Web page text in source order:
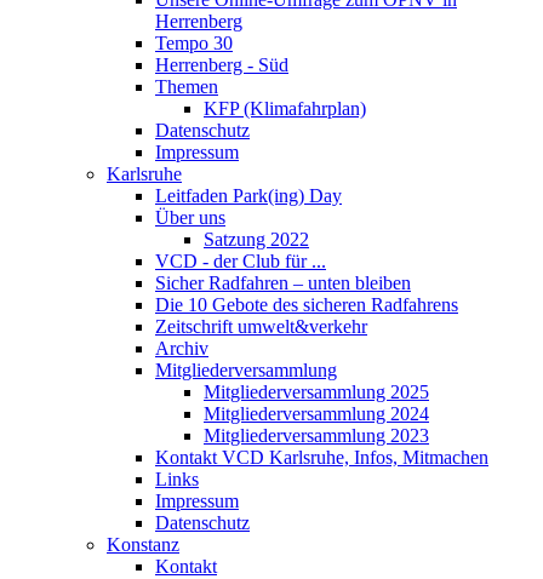
Herrenberg
Tempo 30
Herrenberg - Süd
Themen
KFP (Klimafahrplan)
Datenschutz
Impressum
Karlsruhe
Leitfaden Park(ing) Day
Über uns
Satzung 2022
VCD - der Club für ...
Sicher Radfahren – unten bleiben
Die 10 Gebote des sicheren Radfahrens
Zeitschrift umwelt&verkehr
Archiv
Mitgliederversammlung
Mitgliederversammlung 2025
Mitgliederversammlung 2024
Mitgliederversammlung 2023
Kontakt VCD Karlsruhe, Infos, Mitmachen
Links
Impressum
Datenschutz
Konstanz
Kontakt